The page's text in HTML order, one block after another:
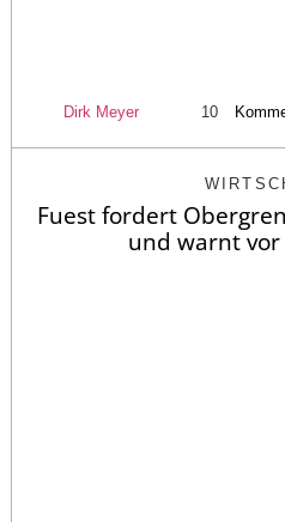
Dirk Meyer 10
Fuest fordert
und warnt vor